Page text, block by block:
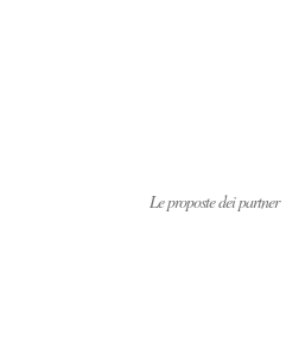
Le proposte dei partner